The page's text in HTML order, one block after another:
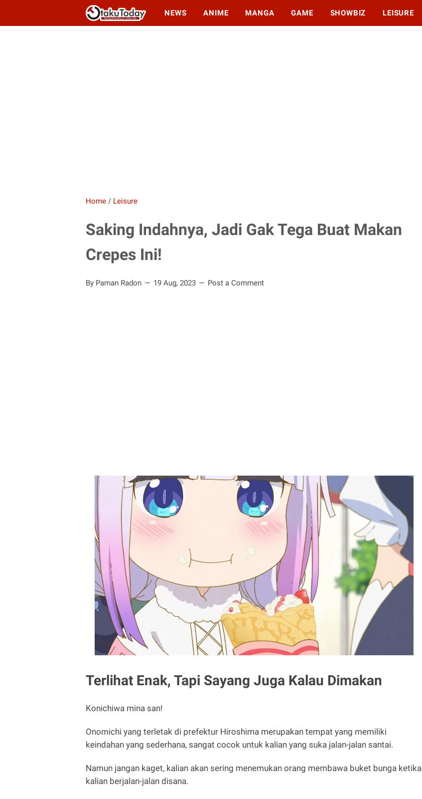
NEWS ANIME MANGA GAME SHOWBIZ LEISURE
Home / Leisure
Saking Indahnya, Jadi Gak Tega Buat Makan
Crepes Ini!
By Paman Radon 19 Aug, 2023 Post a Comment
Terlihat Enak, Tapi Sayang Juga Kalau Dimakan
Konichiwa mina san!
Onomichi yang terletak di prefektur Hiroshima merupakan tempat yang memiliki
keindahan yang sederhana, sangat cocok untuk kalian yang suka jalan-jalan santai.
Namun jangan kaget, kalian akan sering menemukan orang membawa buket bunga ketika
kalian berjalan-jalan disana.